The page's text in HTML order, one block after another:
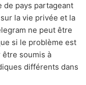
de pays partageant
la vie privée et la
ne peut être
si le problème est
soumis à
différents dans